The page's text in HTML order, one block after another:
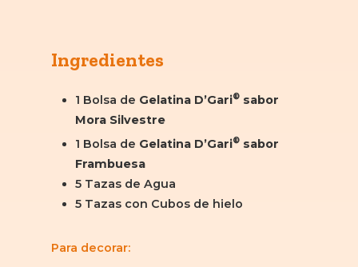
Ingredientes
1 Bolsa de Gelatina D’Gari® sabor
Mora Silvestre
1 Bolsa de Gelatina D’Gari® sabor
Frambuesa
5 Tazas de Agua
5 Tazas con Cubos de hielo
Para decorar: